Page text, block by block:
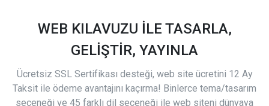
WEB KILAVUZU İLE TASARLA,
GELİŞTİR, YAYINLA
Ücretsiz SSL Sertifikası desteği, web site ücretini 12 Ay
Taksit ile ödeme avantajını kaçırma! Binlerce tema/tasarım
seçeneği ve 45 farklı dil seçeneği ile web siteni dünyaya